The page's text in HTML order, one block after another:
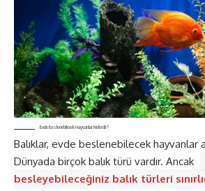
Evde Beslenebilecek Hayvanlar Nelerdir?
Balıklar, evde beslenebilecek hayvanlar
Dünyada birçok balık türü vardır. Ancak
besleyebileceğiniz balık türleri